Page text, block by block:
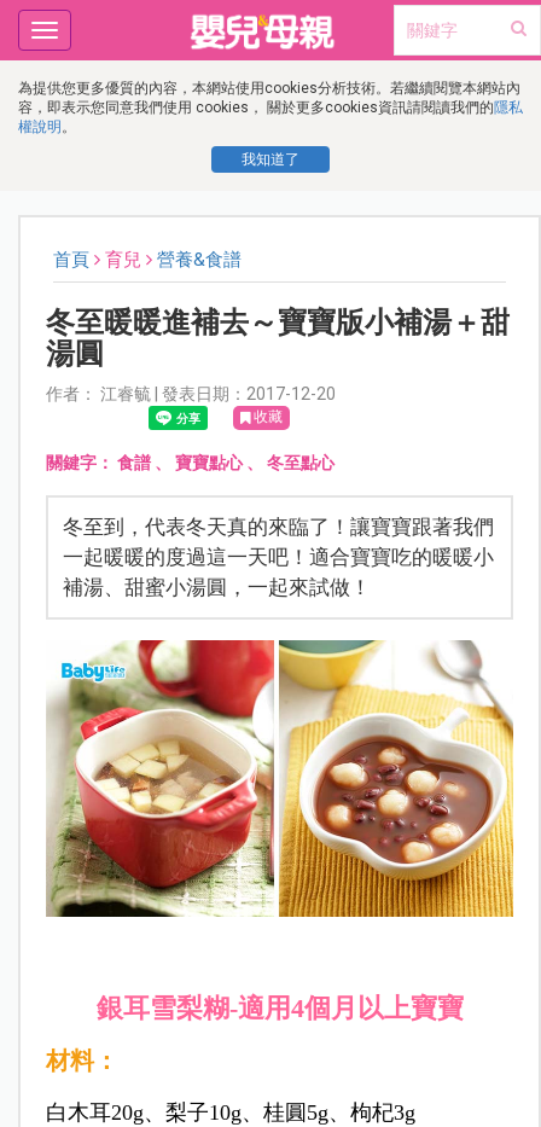
為提供您更多優質的內容，本網站使用cookies分析技術。若繼續閱覽本網站內
容，即表示您同意我們使用 cookies， 關於更多cookies資訊請閱讀我們的隱私
權說明 。
我知道了
Toggle
navigation
首頁 育兒 營養&食譜
冬至暖暖進補去～寶寶版小補湯＋甜
湯圓
作者： 江睿毓 | 發表日期：2017-12-20
收藏
關鍵字： 食譜、 寶寶點心、 冬至點心
冬至到，代表冬天真的來臨了！讓寶寶跟著我們
一起暖暖的度過這一天吧！適合寶寶吃的暖暖小
補湯、甜蜜小湯圓，一起來試做！
銀耳雪梨糊-適用4個月以上寶寶
材料：
白木耳20g、梨子10g、桂圓5g、枸杞3g